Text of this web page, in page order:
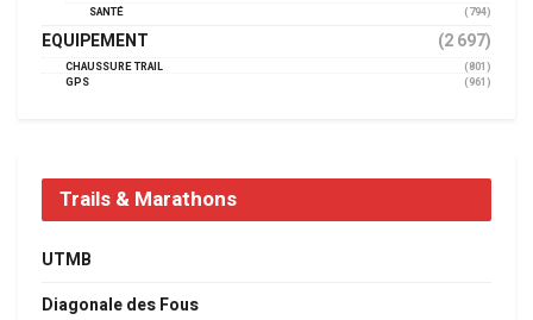
SANTÉ
(794)
EQUIPEMENT (2 697)
CHAUSSURE TRAIL
(801)
GPS
(961)
Trails & Marathons
UTMB
Diagonale des Fous